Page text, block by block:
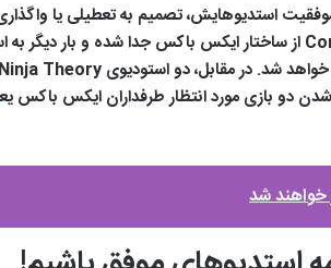
استدیوهایش، تصمیم به تعطیلی یا